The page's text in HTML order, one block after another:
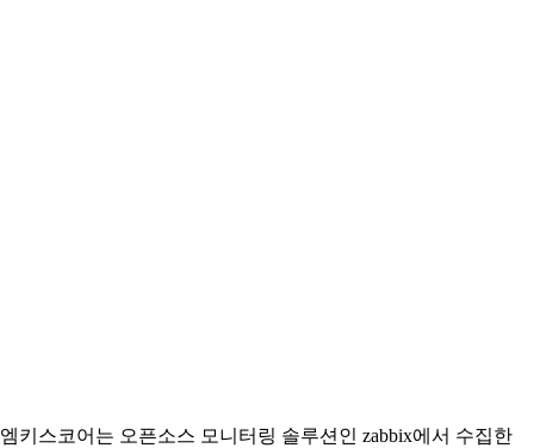
엠키스코어는 오픈소스 모니터링 솔루션인 zabbix에서 수집한